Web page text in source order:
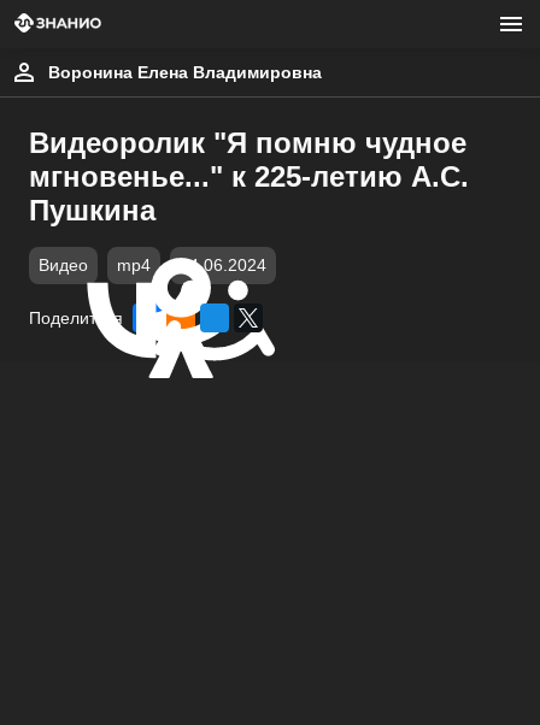
Воронина Елена Владимировна
Видеоролик "Я помню чудное
мгновенье..." к 225-летию А.С.
Пушкина
Видео mp4 04.06.2024
Поделиться